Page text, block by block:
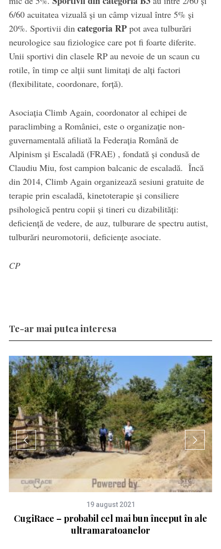
6/60 acuitatea vizuală și un câmp vizual între 5% și
20%. Sportivii din categoria RPpot avea tulburări
neurologice sau fiziologice care pot fi foarte diferite.
Unii sportivi din clasele RP au nevoie de un scaun cu
rotile, în timp ce alții sunt limitați de alți factori
(flexibilitate, coordonare, forță).
Asociația Climb Again, coordonator al echipei de
paraclimbing a României, este o organizație non-
guvernamentală afiliată la Federația Română de
Alpinism și Escaladă (FRAE) , fondată și condusă de
Claudiu Miu, fost campion balcanic de escaladă. Încă
din 2014, Climb Again organizează sesiuni gratuite de
terapie prin escaladă, kinetoterapie și consiliere
psihologică pentru copii și tineri cu dizabilități:
deficiență de vedere, de auz, tulburare de spectru autist,
tulburări neuromotorii, deficiențe asociate.
CP
Te-ar mai putea interesa
19 august 2021
CugiRace – probabil cel mai bun început în ale
ultramaratoanelor